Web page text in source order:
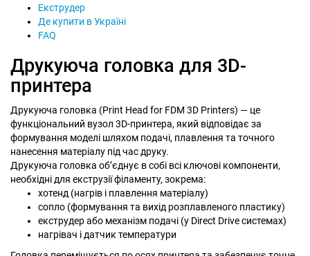
Екструдер
Де купити в Україні
FAQ
Друкуюча головка для 3D-
принтера
Друкуюча головка (Print Head for FDM 3D Printers) — це
функціональний вузол 3D-принтера, який відповідає за
формування моделі шляхом подачі, плавлення та точного
нанесення матеріалу під час друку.
Друкуюча головка об’єднує в собі всі ключові компоненти,
необхідні для екструзії філаменту, зокрема:
хотенд (нагрів і плавлення матеріалу)
сопло (формування та вихід розплавленого пластику)
екструдер або механізм подачі (у Direct Drive системах)
нагрівач і датчик температури